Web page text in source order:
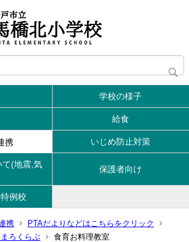
学校の様子
給食
携 いじめ防止対策
て(地震,気
保護者向け
例校
携
PTAだよりなどはこちらをクリック
ろくらぶ
食育お料理教室